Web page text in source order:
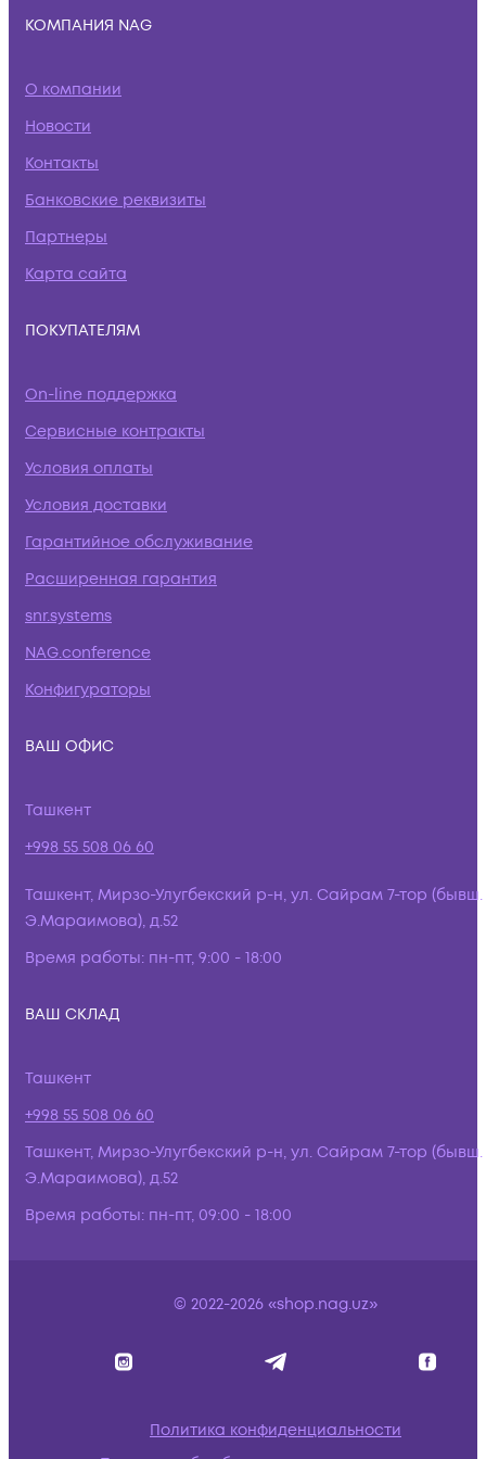
КОМПАНИЯ NAG
О компании
Новости
Контакты
Банковские реквизиты
Партнеры
Карта сайта
ПОКУПАТЕЛЯМ
On-line поддержка
Сервисные контракты
Условия оплаты
Условия доставки
Гарантийное обслуживание
Расширенная гарантия
snr.systems
NAG.conference
Конфигураторы
ВАШ ОФИС
Ташкент
+998 55 508 06 60
Ташкент, Мирзо-Улугбекский р-н, ул. Сайрам 7-тор (бывш.
Э.Мараимова), д.52
Время работы: пн-пт, 9:00 - 18:00
ВАШ СКЛАД
Ташкент
+998 55 508 06 60
Ташкент, Мирзо-Улугбекский р-н, ул. Сайрам 7-тор (бывш.
Э.Мараимова), д.52
Время работы: пн-пт, 09:00 - 18:00
© 2022-2026 «shop.nag.uz»
Политика конфиденциальности